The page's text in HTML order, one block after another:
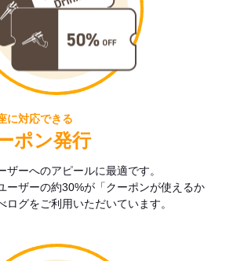
に対応できる
ポン発行
ザーへのアピールに最適です。
ーザーの約30%が「クーポンが使えるか
ログをご利用いただいています。